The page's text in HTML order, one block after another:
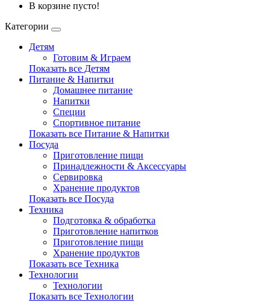
В корзине пусто!
Категории
Детям
Готовим & Играем
Показать все Детям
Питание & Напитки
Домашнее питание
Напитки
Специи
Спортивное питание
Показать все Питание & Напитки
Посуда
Приготовление пищи
Принадлежности & Аксессуары
Сервировка
Хранение продуктов
Показать все Посуда
Техника
Подготовка & обработка
Приготовление напитков
Приготовление пищи
Хранение продуктов
Показать все Техника
Технологии
Технологии
Показать все Технологии